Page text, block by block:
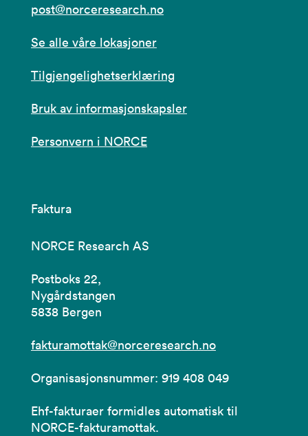
post@norceresearch.no
Se alle våre lokasjoner
Tilgjengelighetserklæring
Bruk av informasjonskapsler
Personvern i NORCE
Faktura
NORCE Research AS
Postboks 22,
Nygårdstangen
5838 Bergen
fakturamottak@norceresearch.no
Organisasjonsnummer: 919 408 049
Ehf-fakturaer formidles automatisk til
NORCE-fakturamottak.